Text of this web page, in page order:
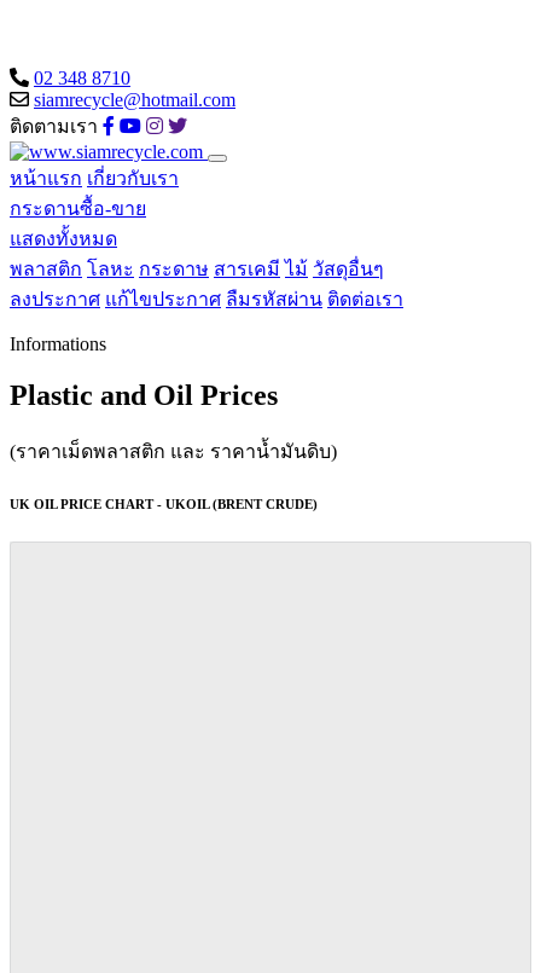
02 348 8710
siamrecycle@hotmail.com
ติดตามเรา
หน้าแรก เกี่ยวกับเรา
กระดานซื้อ-ขาย
แสดงทั้งหมด
พลาสติก โลหะ กระดาษ สารเคมี ไม้ วัสดุอื่นๆ
ลงประกาศ แก้ไขประกาศ ลืมรหัสผ่าน ติดต่อเรา
Informations
Plastic and Oil Prices
(ราคาเม็ดพลาสติก และ ราคาน้ำมันดิบ)
UK OIL PRICE CHART - UKOIL (BRENT CRUDE)